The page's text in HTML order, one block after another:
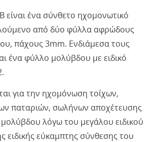
είναι ένα σύνθετο ηχομονωτικό
από δύο φύλλα αφρώδους
πάχους 3mm. Ενδιάμεσα τους
ένα φύλλο μολύβδου με ειδικό
για την ηχομόνωση τοίχων,
παταριών, σωλήνων αποχέτευσης
λόγω του μεγάλου ειδικού
ειδικής εύκαμπτης σύνθεσης του